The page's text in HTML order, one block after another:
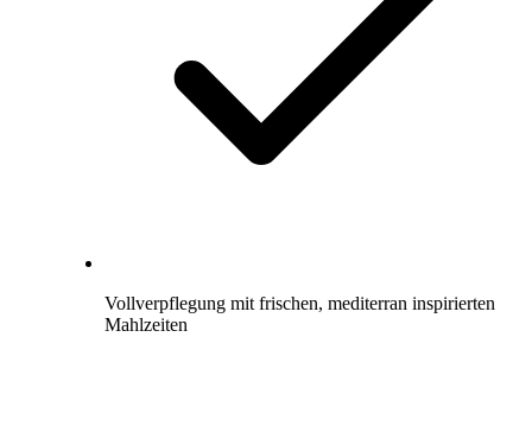
Vollverpflegung mit frischen, mediterran inspirierten
Mahlzeiten